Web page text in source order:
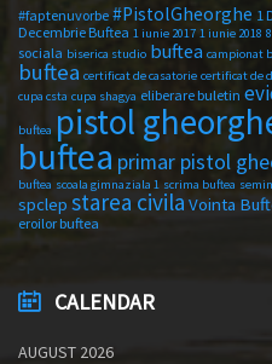
#faptenuvorbe #PistolGheorghe 1
Decembrie Buftea 1 iunie 2017 1 iunie 2018
sociala biserica studio buftea campionat
buftea certificat de casatorie certificat de
cupa csta cupa shagya eliberare buletin
buftea pistol
buftea primar pistol
buftea scoala gimnaziala 1 scrima buftea
spclep starea civila Vointa
eroilor buftea
CALENDAR
AUGUST 2026